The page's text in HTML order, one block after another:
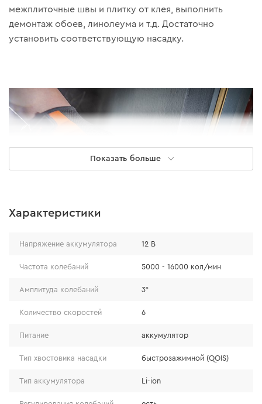
межплиточные швы и плитку от клея, выполнить
демонтаж обоев, линолеума и т.д. Достаточно
установить соответствующую насадку.
Регулировка колебаний
Инструмент оснащен шестиступенчатым
регулятором, с помощью которого можно выставить
5000 до 16000 кол/мин. Это позволит
самостоятельно настраивать инструмент в
Показать больше
Характеристики
Напряжение аккумулятора 12 В
Частота колебаний 5000 - 16000 кол/мин
Амплитуда колебаний 3°
Количество скоростей 6
Питание аккумулятор
Тип хвостовика насадки быстрозажимной (QOIS)
Тип аккумулятора Li-ion